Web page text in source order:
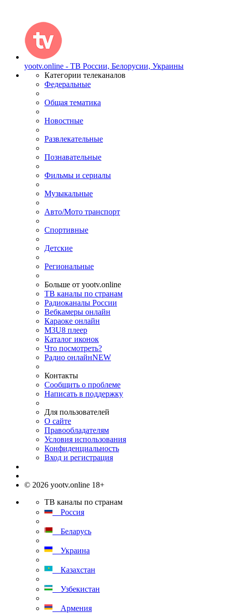
yootv.online - ТВ России, Белорусии, Украины
Категории телеканалов
Федеральные
Общая тематика
Новостные
Развлекательные
Познавательные
Фильмы и сериалы
Музыкальные
Авто/Мото транспорт
Спортивные
Детские
Региональные
Больше от yootv.online
ТВ каналы по странам
Радиоканалы России
Вебкамеры онлайн
Караоке онлайн
M3U8 плеер
Каталог иконок
Что посмотреть?
Радио онлайнNEW
Контакты
Сообщить о проблеме
Написать в поддержку
Для пользователей
О сайте
Правообладателям
Условия использования
Конфиденциальность
Вход и регистрация
© 2026 yootv.online 18+
ТВ каналы по странам
Россия
Беларусь
Украина
Казахстан
Узбекистан
Армения